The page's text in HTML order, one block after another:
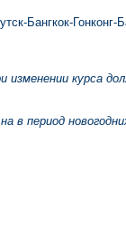
Бангкок-Гонконг-
курса
период